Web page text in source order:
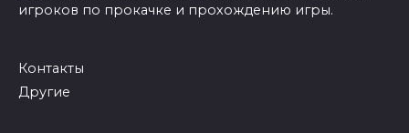
игроков по прокачке и прохождению игры.
Контакты
Другие